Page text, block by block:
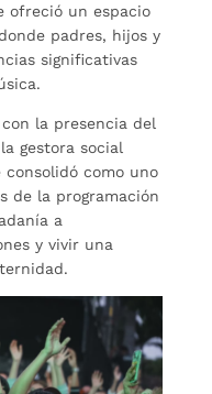
ofreció un espacio
padres, hijos y
significativas
la presencia del
gestora social
consolidó como uno
de la programación
a
y vivir una